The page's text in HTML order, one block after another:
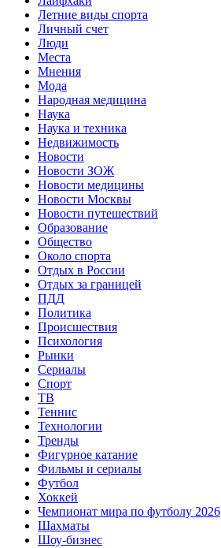
Летние виды спорта
Личный счет
Люди
Места
Мнения
Мода
Народная медицина
Наука
Наука и техника
Недвижимость
Новости
Новости ЗОЖ
Новости медицины
Новости Москвы
Новости путешествий
Образование
Общество
Около спорта
Отдых в России
Отдых за границей
ПДД
Политика
Происшествия
Психология
Рынки
Сериалы
Спорт
ТВ
Теннис
Технологии
Тренды
Фигурное катание
Фильмы и сериалы
Футбол
Хоккей
Чемпионат мира по футболу 2026
Шахматы
Шоу-бизнес